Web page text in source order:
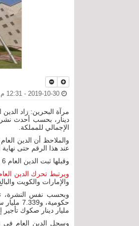
الإجمالي للمملكة.
عند هذا الرقم حتى
وقبلها ثبت الدين العام 6 شهور عند 11.457 مليار المسجل في نوفمبر 2018 وبقي كذلك حتى نهاية أبريل 2019.
ويرتبط تحرك الدين
والإمارات والكويت والبالغ 10 مليارات
مليار دينار صكوك تأجير